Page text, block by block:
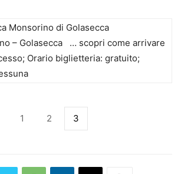
Monsorino di Golasecca
– Golasecca … scopri come arrivare
Orario biglietteria: gratuito;
1 2 3